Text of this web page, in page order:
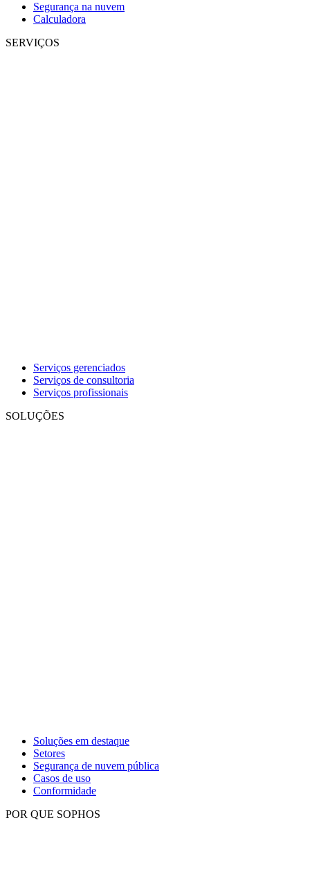
Segurança na nuvem
Calculadora
SERVIÇOS
Serviços gerenciados
Serviços de consultoria
Serviços profissionais
SOLUÇÕES
Soluções em destaque
Setores
Segurança de nuvem pública
Casos de uso
Conformidade
POR QUE SOPHOS